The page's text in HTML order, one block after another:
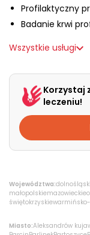
EN
Profilaktyczny
Badanie krwi
Wszystkie usługi
Korzystaj
leczeniu!
Województwa:
małopolskiemazowieckie
świętokrzyskie
Miasto:Aleksandrów